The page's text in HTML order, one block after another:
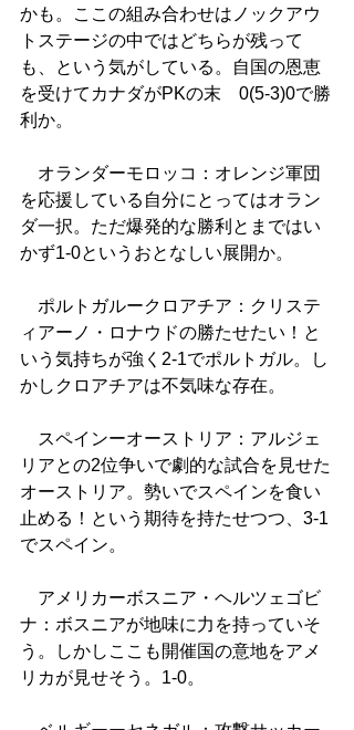
かも。ここの組み合わせはノックアウ
トステージの中ではどちらが残って
も、という気がしている。自国の恩恵
を受けてカナダがPKの末　0(5-3)0で勝
利か。
オランダーモロッコ：オレンジ軍団
を応援している自分にとってはオラン
ダ一択。ただ爆発的な勝利とまではい
かず1-0というおとなしい展開か。
ポルトガルークロアチア：クリステ
ィアーノ・ロナウドの勝たせたい！と
いう気持ちが強く2-1でポルトガル。し
かしクロアチアは不気味な存在。
スペインーオーストリア：アルジェ
リアとの2位争いで劇的な試合を見せた
オーストリア。勢いでスペインを食い
止める！という期待を持たせつつ、3-1
でスペイン。
アメリカーボスニア・ヘルツェゴビ
ナ：ボスニアが地味に力を持っていそ
う。しかしここも開催国の意地をアメ
リカが見せそう。1-0。